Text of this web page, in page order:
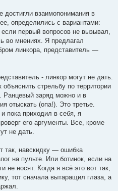
достигли взаимопонимания в
определились с вариантами:
первый вопросов не вызывал,
во мнениях. Я предлагал
линкора, представитель —
- линкор могут не дать.
стрельбу по территории
Ранцевый заряд можно и в
отыскать (опа!). Это третье.
пока приходил в себя, я
его аргументы. Все, кроме
не дать.
так, навскидку — ошибка
на пульте. Или ботинок, если на
не носят. Когда я всё это вот так,
тот сначала вытаращил глаза, а